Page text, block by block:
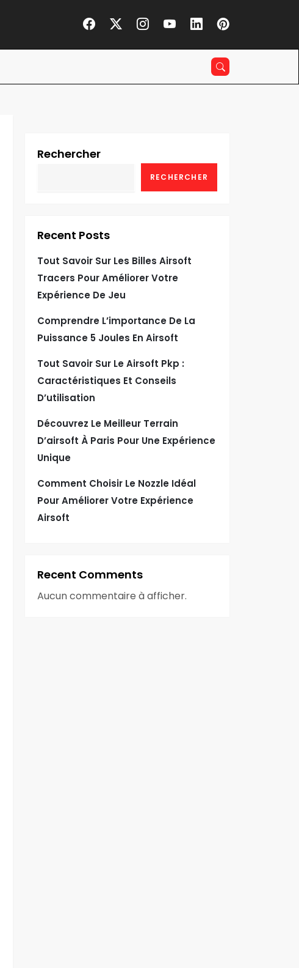
Rechercher
RECHERCHER
Recent Posts
Tout Savoir Sur Les Billes Airsoft
Tracers Pour Améliorer Votre
Expérience De Jeu
Comprendre L’importance De La
Puissance 5 Joules En Airsoft
Tout Savoir Sur Le Airsoft Pkp :
Caractéristiques Et Conseils
D’utilisation
Découvrez Le Meilleur Terrain
D’airsoft À Paris Pour Une Expérience
Unique
Comment Choisir Le Nozzle Idéal
Pour Améliorer Votre Expérience
Airsoft
Recent Comments
Aucun commentaire à afficher.